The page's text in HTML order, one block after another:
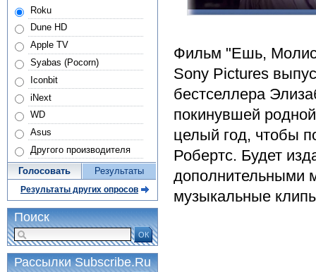
Фильм "Ешь,
Sony Pictures
бестселлера
покинувшей
целый год, чтобы
Робертс. Будет
дополнительными
музыкальные
Roku
Dune HD
Apple TV
Syabas (Pocorn)
Iconbit
iNext
WD
Asus
Другого производителя
Голосовать Результаты
Результаты других опросов
Поиск
ОК
Рассылки Subscribe.Ru